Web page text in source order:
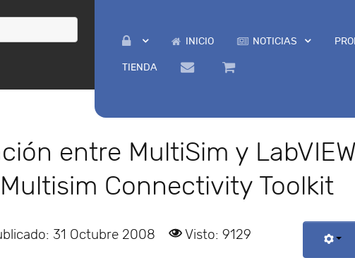
INICIO NOTICIAS
TIENDA
entre MultiSim y LabVIEW
Connectivity Toolkit
31 Octubre 2008 Visto: 9129